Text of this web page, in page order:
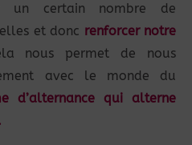
un certain nombre de
et donc renforcer notre
nous permet de nous
avec le monde du
d’alternance qui alterne